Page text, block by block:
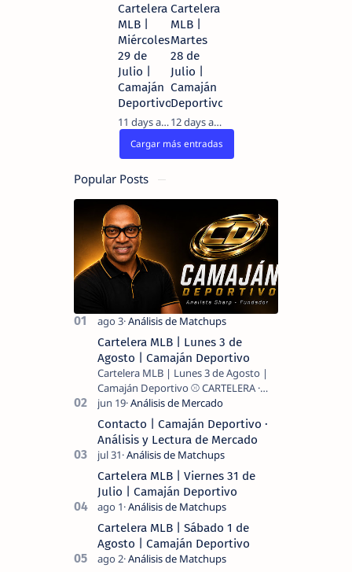
Cartelera
MLB |
Miércoles
29 de
Julio |
Camaján
Deportivo
11 days ago
Cartelera
MLB |
Martes
28 de
Julio |
Camaján
Deportivo
12 days ago
Popular Posts
Cartelera MLB | Lunes 3 de
Agosto | Camaján Deportivo
Cartelera MLB | Lunes 3 de Agosto |
Camaján Deportivo ⚾ CARTELERA ·
Contacto | Camaján Deportivo ·
Análisis y Lectura de Mercado
Cartelera MLB | Viernes 31 de
Julio | Camaján Deportivo
Cartelera MLB | Sábado 1 de
Agosto | Camaján Deportivo